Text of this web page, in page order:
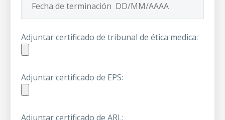
Adjuntar certificado de tribunal de ética medica:
Adjuntar certificado de EPS:
Adjuntar certificado de ARL: